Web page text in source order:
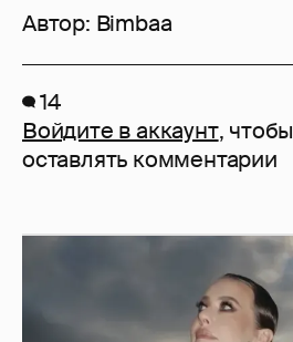
Автор: Bimbaa
14
Войдите в аккаунт,
оставлять комментарии